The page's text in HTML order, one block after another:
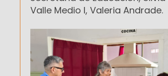
Valle Medio I, Valeria Andrade.